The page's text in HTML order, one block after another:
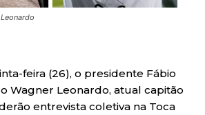
feira (26), o presidente Fábio
Wagner Leonardo, atual capitão
entrevista coletiva na Toca